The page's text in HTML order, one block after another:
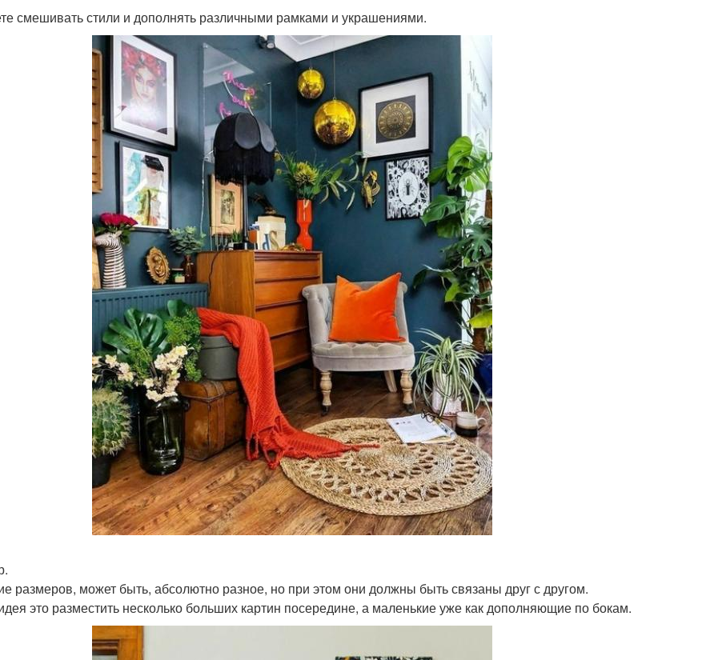
смешивать стили и дополнять различными рамками и украшениями.
размеров, может быть, абсолютно разное, но при этом они должны быть связаны друг с другом.
это разместить несколько больших картин посередине, а маленькие уже как дополняющие по бокам.